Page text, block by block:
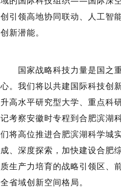
创引领高地协同联动、人工智
创新潜能。
国家战略科技力量是国之重
心。我们将以共建国际科技创
升高水平研究型大学、重点科
记考察安徽时专程到合肥滨湖
们将高位推进合肥滨湖科学城
成、深度探索，加快建设合肥
质生产力培育的战略引领区、
全省域创新空间格局。